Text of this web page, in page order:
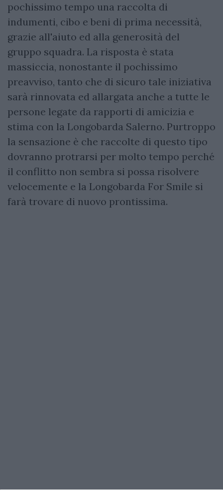
pochissimo tempo una raccolta di
indumenti, cibo e beni di prima necessità,
grazie all'aiuto ed alla generosità del
gruppo squadra. La risposta è stata
massiccia, nonostante il pochissimo
preavviso, tanto che di sicuro tale iniziativa
sarà rinnovata ed allargata anche a tutte le
persone legate da rapporti di amicizia e
stima con la Longobarda Salerno. Purtroppo
la sensazione è che raccolte di questo tipo
dovranno protrarsi per molto tempo perché
il conflitto non sembra si possa risolvere
velocemente e la Longobarda For Smile si
farà trovare di nuovo prontissima.